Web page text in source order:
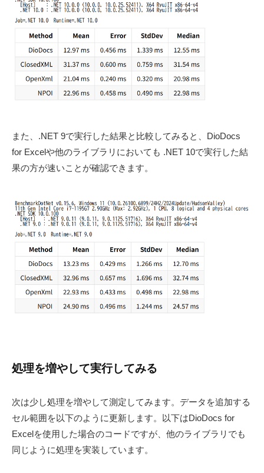
また、.NET 9で実行した結果と比較してみると、DioDocs
for Excelや他のライブラリにおいても .NET 10で実行した結
果の方が速いことが確認できます。
処理を増やして実行してみる
次は少し処理を増やして測定してみます。データを追加する
セル範囲を以下のように更新します。以下はDioDocs for
Excelを使用した場合のコードですが、他のライブラリでも
同じように処理を実装しています。